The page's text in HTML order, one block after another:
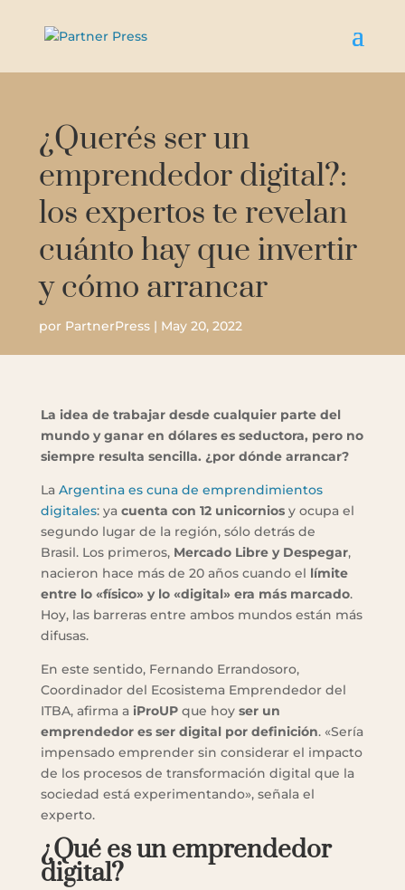
¿Querés ser un
emprendedor digital?:
los expertos te revelan
cuánto hay que invertir
y cómo arrancar
por PartnerPress| May 20, 2022
La idea de trabajar desde cualquier parte del
mundo y ganar en dólares es seductora, pero no
siempre resulta sencilla. ¿por dónde arrancar?
La Argentina es cuna de emprendimientos
digitales: ya cuenta con 12 unicorniosy ocupa el
segundo lugar de la región, sólo detrás de
Brasil. Los primeros, Mercado Libre y Despegar,
nacieron hace más de 20 años cuando el límite
entre lo «físico» y lo «digital» era más marcado.
Hoy, las barreras entre ambos mundos están más
difusas.
En este sentido, Fernando Errandosoro,
Coordinador del Ecosistema Emprendedor del
ITBA, afirma a iProUPque hoy ser un
emprendedor es ser digital por definición. «Sería
impensado emprender sin considerar el impacto
de los procesos de transformación digital que la
sociedad está experimentando», señala el
experto.
¿Qué es un emprendedor
digital?